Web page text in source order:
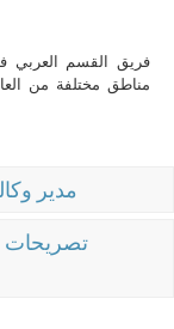
فريق القسم العربي
مناطق مختلفة من
مدير
تصريحات